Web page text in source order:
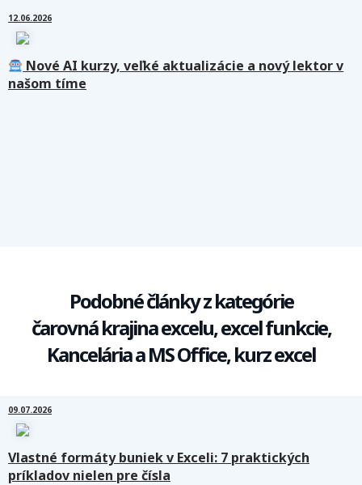
12.06.2026
Nové AI kurzy, veľké aktualizácie a nový lektor v
našom tíme
Podobné články z kategórie
čarovná krajina excelu, excel funkcie,
Kancelária a MS Office, kurz excel
09.07.2026
Vlastné formáty buniek v Exceli: 7 praktických
príkladov nielen pre čísla